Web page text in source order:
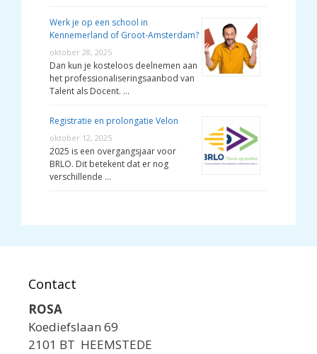
Werk je op een school in
Kennemerland of Groot-Amsterdam?
oktober 28, 2025
Dan kun je kosteloos deelnemen aan
het professionaliseringsaanbod van
Talent als Docent. …
Registratie en prolongatie Velon
oktober 12, 2025
2025 is een overgangsjaar voor
BRLO. Dit betekent dat er nog
verschillende …
Contact
ROSA
Koediefslaan 69
2101 BT HEEMSTEDE